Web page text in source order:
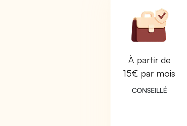
À partir de
15€ par mois
CONSEILLÉ